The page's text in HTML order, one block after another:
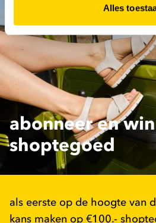
Alles
abonneer en
shoptegoed
als eerste op de hoogte van
kans maken op €100.-